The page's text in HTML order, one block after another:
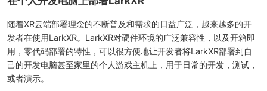
随着XR云端部署理念的不断普及和需求的日益广泛，越来越多的开
发者在使用LarkXR。LarkXR对硬件环境的广泛兼容性，以及开箱即
用，零代码部署的特性，可以很方便地让开发者将LarkXR部署到自
己的开发电脑甚至家里的个人游戏主机上，用于日常的开发，测试，
或者演示。